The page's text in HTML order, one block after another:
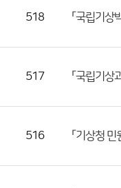
첨
518 「국립기상
517 「국립기상
516 「기상청